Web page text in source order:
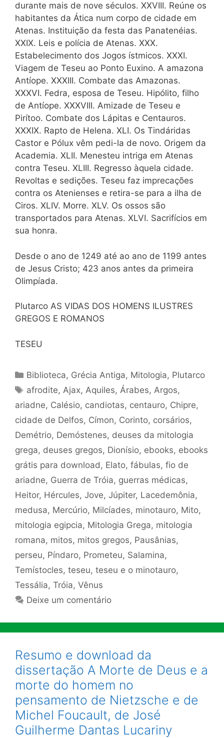
durante mais de nove séculos. XXVIII. Reúne os
habitantes da Ática num corpo de cidade em
Atenas. Instituição da festa das Panatenéias.
XXIX. Leis e polícia de Atenas. XXX.
Estabelecimento dos Jogos ístmicos. XXXI.
Viagem de Teseu ao Ponto Euxino. A amazona
Antíope. XXXIII. Combate das Amazonas.
XXXVI. Fedra, esposa de Teseu. Hipólito, filho
de Antíope. XXXVIII. Amizade de Teseu e
Pirítoo. Combate dos Lápitas e Centauros.
XXXIX. Rapto de Helena. XLI. Os Tindáridas
Castor e Pólux vêm pedi-la de novo. Origem da
Academia. XLII. Menesteu intriga em Atenas
contra Teseu. XLIII. Regresso àquela cidade.
Revoltas e sedições. Teseu faz imprecações
contra os Atenienses e retira-se para a ilha de
Ciros. XLIV. Morre. XLV. Os ossos são
transportados para Atenas. XLVI. Sacrifícios em
sua honra.
Desde o ano de 1249 até ao ano de 1199 antes
de Jesus Cristo; 423 anos antes da primeira
Olimpíada.
Plutarco AS VIDAS DOS HOMENS ILUSTRES
GREGOS E ROMANOS
TESEU
Categorias
Biblioteca, Grécia Antiga, Mitologia, Plutarco
Tags
afrodite, Ajax, Aquiles, Árabes, Argos,
ariadne, Calésio, candiotas, centauro, Chipre,
cidade de Delfos, Címon, Corinto, corsários,
Demétrio, Demóstenes, deuses da mitologia
grega, deuses gregos, Dionísio, ebooks, ebooks
grátis para download , Elato, fábulas, fio de
ariadne, Guerra de Tróia, guerras médicas,
Heitor, Hércules, Jove, Júpiter, Lacedemônia,
medusa, Mercúrio, Milcíades, minotauro, Mito,
mitologia egipcia, Mitologia Grega, mitologia
romana, mitos, mitos gregos, Pausânias,
perseu, Píndaro, Prometeu, Salamina,
Temístocles, teseu, teseu e o minotauro,
Tessália, Tróia, Vênus
Deixe um comentário
Resumo e download da
dissertação A Morte de Deus e a
morte do homem no
pensamento de Nietzsche e de
Michel Foucault, de José
Guilherme Dantas Lucariny